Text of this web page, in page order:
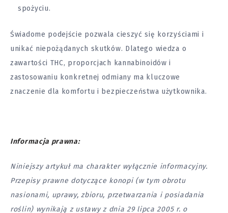
spożyciu.
Świadome podejście pozwala cieszyć się korzyściami i
unikać niepożądanych skutków. Dlatego wiedza o
zawartości THC, proporcjach kannabinoidów i
zastosowaniu konkretnej odmiany ma kluczowe
znaczenie dla komfortu i bezpieczeństwa użytkownika.
Informacja prawna:
Niniejszy artykuł ma charakter wyłącznie informacyjny.
Przepisy prawne dotyczące konopi (w tym obrotu
nasionami, uprawy, zbioru, przetwarzania i posiadania
roślin) wynikają z ustawy z dnia 29 lipca 2005 r. o